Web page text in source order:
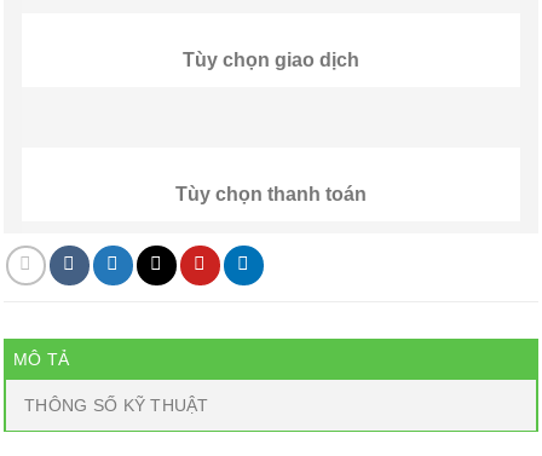
Tùy chọn giao dịch
Tùy chọn thanh toán
MÔ TẢ
THÔNG SỐ KỸ THUẬT